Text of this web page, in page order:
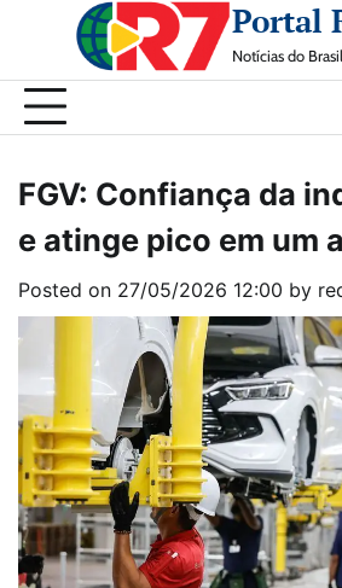
Portal
Notícias do
FGV: Confiança da
e atinge pico em um
Posted on 27/05/2026 12:00 by